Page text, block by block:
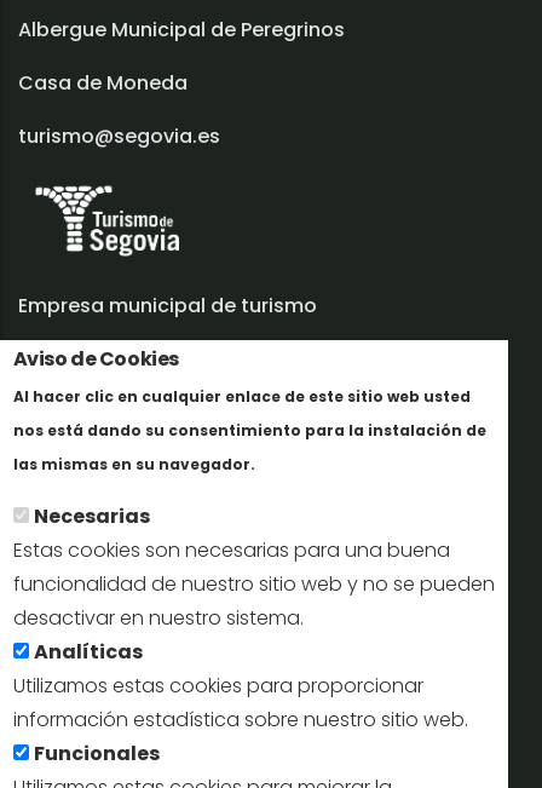
Aviso de Cookies
Al hacer clic en cualquier enlace de este sitio web usted
nos está dando su consentimiento para la instalación de
las mismas en su navegador.
Necesarias
Estas cookies son necesarias para una buena
funcionalidad de nuestro sitio web y no se pueden
desactivar en nuestro sistema.
Analíticas
Utilizamos estas cookies para proporcionar
información estadística sobre nuestro sitio web.
Funcionales
Albergue Municipal de Peregrinos
Casa de Moneda
turismo@segovia.es
Empresa municipal de turismo
Trabaja con nosotros
Informes y documentación
Perfil del contratante
Oficinas de Turismo
reservas@turismodesegovia.com
info@turismodesegovia.com
Aviso legal |